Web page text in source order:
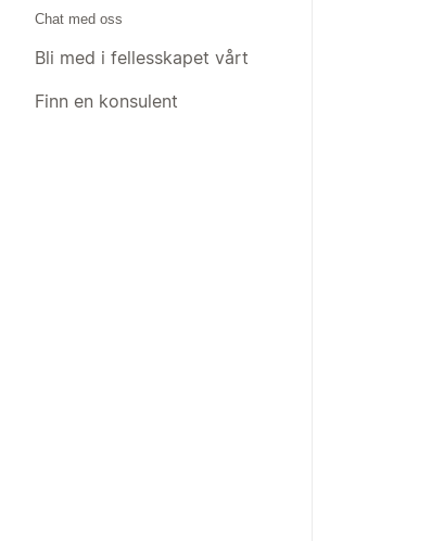
Chat med oss
Bli med i fellesskapet vårt
Finn en konsulent